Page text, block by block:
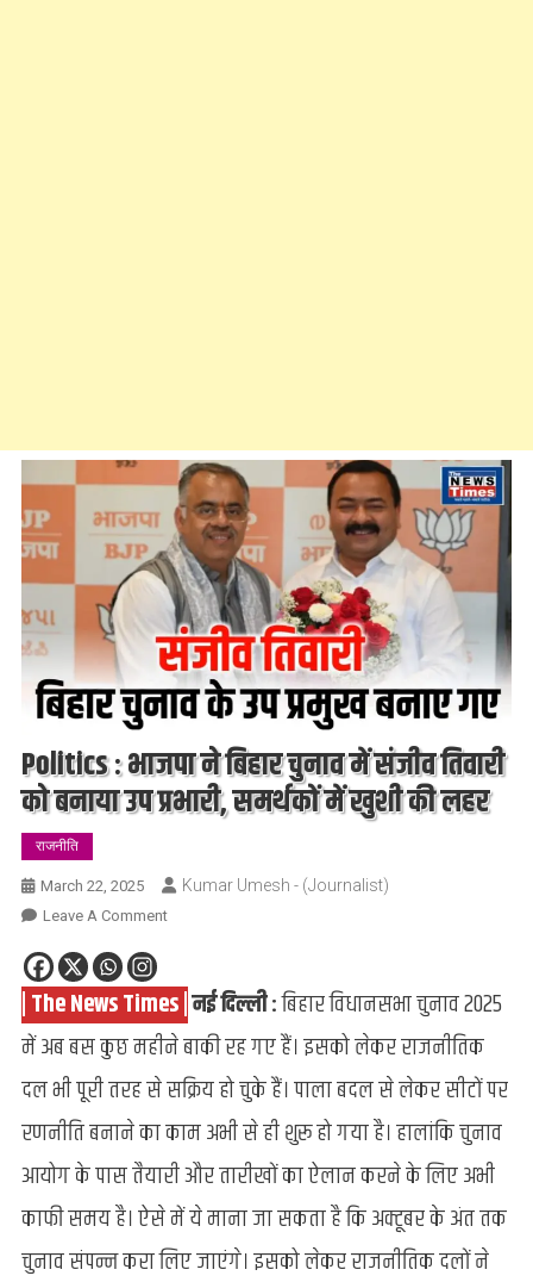
Politics : भाजपा ने बिहार चुनाव में संजीव तिवारी
को बनाया उप प्रभारी, समर्थकों में खुशी की लहर
राजनीति
March 22, 2025 Kumar Umesh - (Journalist)
Leave A CommentOn
भाजपा
ने
बिहार
चुनाव
संजीव
तिवारी
को
बनाया
प्रभारी,
| The News Times | नई दिल्ली :बिहार विधानसभा चुनाव 2025
में अब बस कुछ महीने बाकी रह गए हैं। इसको लेकर राजनीतिक
दल भी पूरी तरह से सक्रिय हो चुके हैं। पाला बदल से लेकर सीटों पर
रणनीति बनाने का काम अभी से ही शुरू हो गया है। हालांकि चुनाव
आयोग के पास तैयारी और तारीखों का ऐलान करने के लिए अभी
काफी समय है। ऐसे में ये माना जा सकता है कि अक्टूबर के अंत तक
चुनाव संपन्न करा लिए जाएंंगे। इसको लेकर राजनीतिक दलों ने